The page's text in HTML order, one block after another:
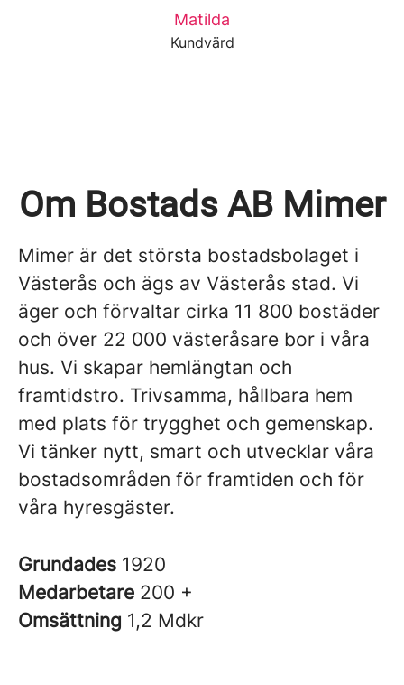
Matilda
Kundvärd
Om Bostads AB Mimer
Mimer är det största bostadsbolaget i
Västerås och ägs av Västerås stad. Vi
äger och förvaltar cirka 11 800 bostäder
och över 22 000 västeråsare bor i våra
hus. Vi skapar hemlängtan och
framtidstro. Trivsamma, hållbara hem
med plats för trygghet och gemenskap.
Vi tänker nytt, smart och utvecklar våra
bostadsområden för framtiden och för
våra hyresgäster.
Grundades 1920
Medarbetare 200 +
Omsättning 1,2 Mdkr